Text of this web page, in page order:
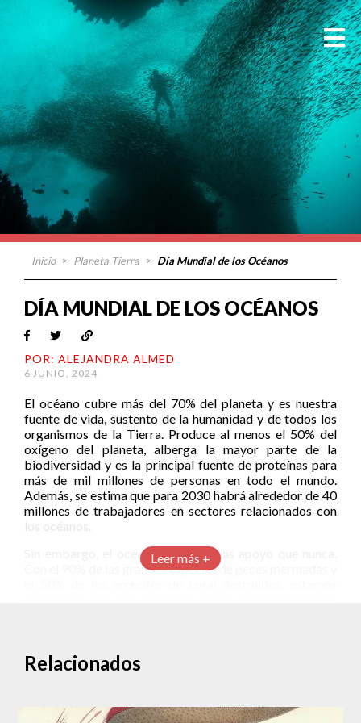
Inicio > Planeta Tierra > Día Mundial de los Océanos
Leer más +
DÍA MUNDIAL DE LOS OCÉANOS
POR: ALEJANDRA ALMED
6 JUNIO, 2024
El océano cubre más del 70% del planeta y es nuestra
fuente de vida, sustento de la humanidad y de todos los
organismos de la Tierra. Produce al menos el 50% del
oxígeno del planeta, alberga la mayor parte de la
biodiversidad y es la principal fuente de proteínas para
más de mil millones de personas en todo el mundo.
Además, se estima que para 2030 habrá alrededor de 40
millones de trabajadores en sectores relacionados con
los océanos.
Sin embargo, el océano necesita más apoyo que nunca.
Con el 90% de las grandes especies de peces mermadas y
Desde el 2008, la Organización de las Naciones Unidas
objetivo es crear conciencia sobre la importancia de
estos cuerpos de agua, así como alertar sobre el impacto
Relacionados